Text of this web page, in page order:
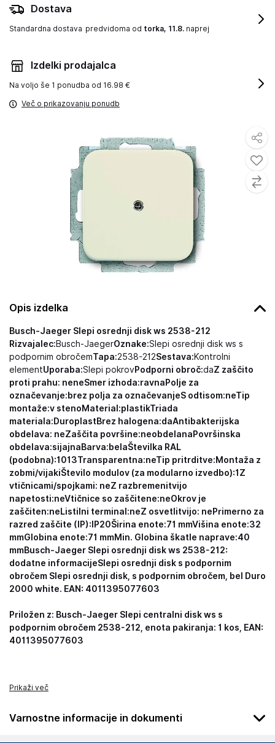
Opis izdelka
Busch-Jaeger Slepi osrednji disk ws 2538-212
Rizvajalec:Busch-JaegerOznake:Slepi osrednji disk ws s
podpornim obročemTapa:2538-212Sestava:Kontrolni
elementUporaba:Slepi pokrovPodporni obroč:daZ zaščito
proti prahu: neneSmer izhoda:ravnaPolje za
označevanje:brez polja za označevanjeS odtisom:neTip
montaže:v stenoMaterial:plastikTriada
materiala:DuroplastBrez halogena:daAntibakterijska
obdelava: neZaščita površine:neobdelanaPovršinska
obdelava:sijajnaBarva:belaŠtevilka RAL
(podobna):1013Transparentna:neTip pritrditve:Montaža z
zobmi/vijakiŠtevilo modulov (za modularno izvedbo):1 Z
vtičnicami/spojkami: neZ razbremenitvijo
napetosti:neVtičnice so zaščitene:neOkrov je
zaščiten:neListilni terminal:neZ osvetlitvijo: nePrimerno za
razred zaščite (IP): IP20Širina enote:71 mmVišina enote:32
mmGlobina enote:71 mmMin. Globina škatle naprave:40
mmBusch-Jaeger Slepi osrednji disk ws 2538-212:
dodatne informacijeSlepi osrednji disk s podpornim
obročem Slepi osrednji disk, s podpornim obročem, bel Duro
2000 white. EAN: 4011395077603
Priložen z: Busch-Jaeger Slepi centralni disk ws s
podpornim obročem 2538-212, enota pakiranja: 1 kos, EAN:
4011395077603
Prikaži več
Varnostne informacije in dokumenti
Dostava
Standardna dostava predvidoma od torka, 11.8. naprej
Izdelki prodajalca
Na voljo še 1 ponudba od 16.98 €
Več o prikazovanju ponudb